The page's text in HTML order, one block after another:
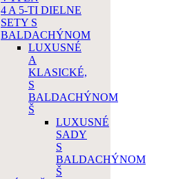
4 A 5-TI DIELNE
SETY S
BALDACHÝNOM
LUXUSNÉ
A
KLASICKÉ,
S
BALDACHÝNOM
Š
LUXUSNÉ
SADY
S
BALDACHÝNOM
Š